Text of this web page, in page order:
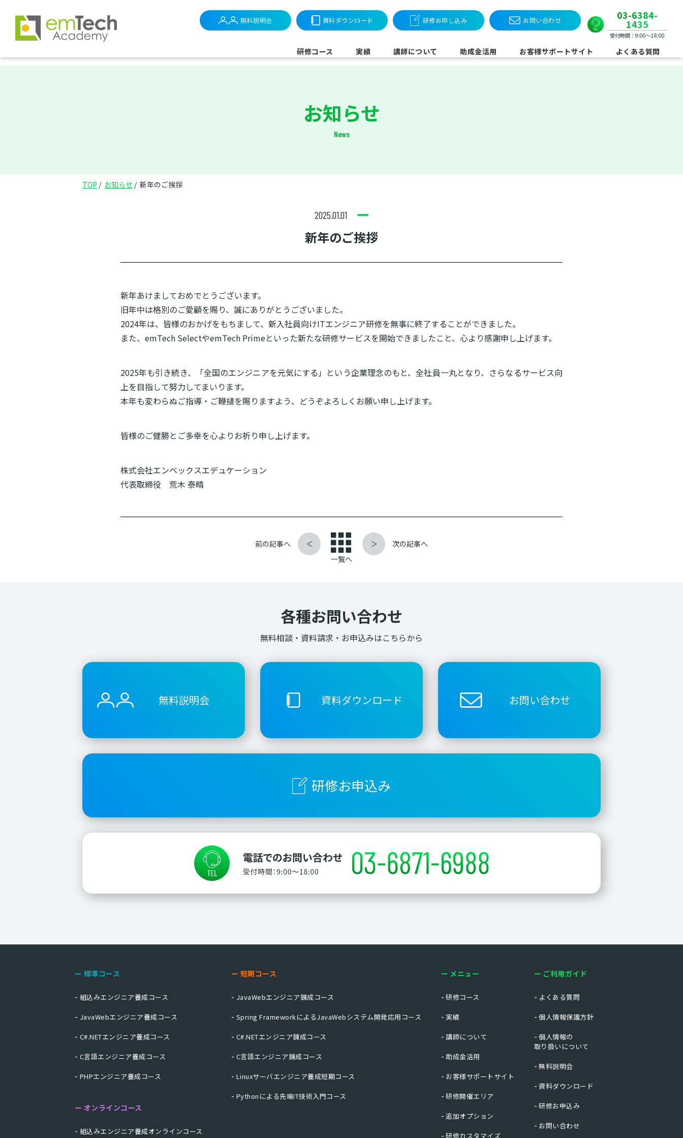
無料説明会 資料ダウンロード 研修お申し込み お問い合わせ 03-6384-
1435
受付時間：9:00〜18:00
研修コース 実績 講師について 助成金活用 お客様サポートサイト よくある質問
お知らせ
News
TOP お知らせ 新年のご挨拶
2025.01.01
新年のご挨拶
新年あけましておめでとうございます。
旧年中は格別のご愛顧を賜り、誠にありがとうございました。
2024年は、皆様のおかげをもちまして、新入社員向けITエンジニア研修を無事に終了することができました。
また、emTech SelectやemTech Primeといった新たな研修サービスを開始できましたこと、心より感謝申し上げます。
2025年も引き続き、「全国のエンジニアを元気にする」という企業理念のもと、全社員一丸となり、さらなるサービス向
上を目指して努力してまいります。
本年も変わらぬご指導・ご鞭撻を賜りますよう、どうぞよろしくお願い申し上げます。
皆様のご健勝とご多幸を心よりお祈り申し上げます。
株式会社エンベックスエデュケーション
代表取締役 荒木 泰晴
前の記事へ
＜
一覧へ
＞ 次の記事へ
各種お問い合わせ
無料相談・資料請求・お申込みはこちらから
無料説明会 資料ダウンロード お問い合わせ
研修お申込み
標準コース
組込みエンジニア養成コース
JavaWebエンジニア養成コース
C#.NETエンジニア養成コース
C言語エンジニア養成コース
PHPエンジニア養成コース
オンラインコース
組込みエンジニア養成オンラインコース
短期コース
JavaWebエンジニア錬成コース
Spring FrameworkによるJavaWebシステム開発応用コース
C#.NETエンジニア錬成コース
C言語エンジニア錬成コース
Linuxサーバエンジニア養成短期コース
Pythonによる先端IT技術入門コース
メニュー
研修コース
実績
講師について
助成金活用
お客様サポートサイト
研修開催エリア
追加オプション
研修カスタマイズ
ご利用ガイド
よくある質問
個人情報保護方針
個人情報の
取り扱いについて
無料説明会
資料ダウンロード
研修お申込み
お問い合わせ